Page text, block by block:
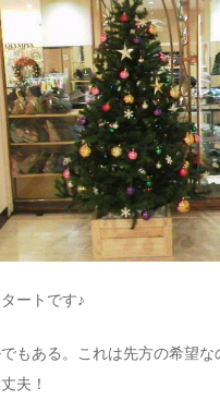
ートです♪
もある。これは先方の希望
夫！